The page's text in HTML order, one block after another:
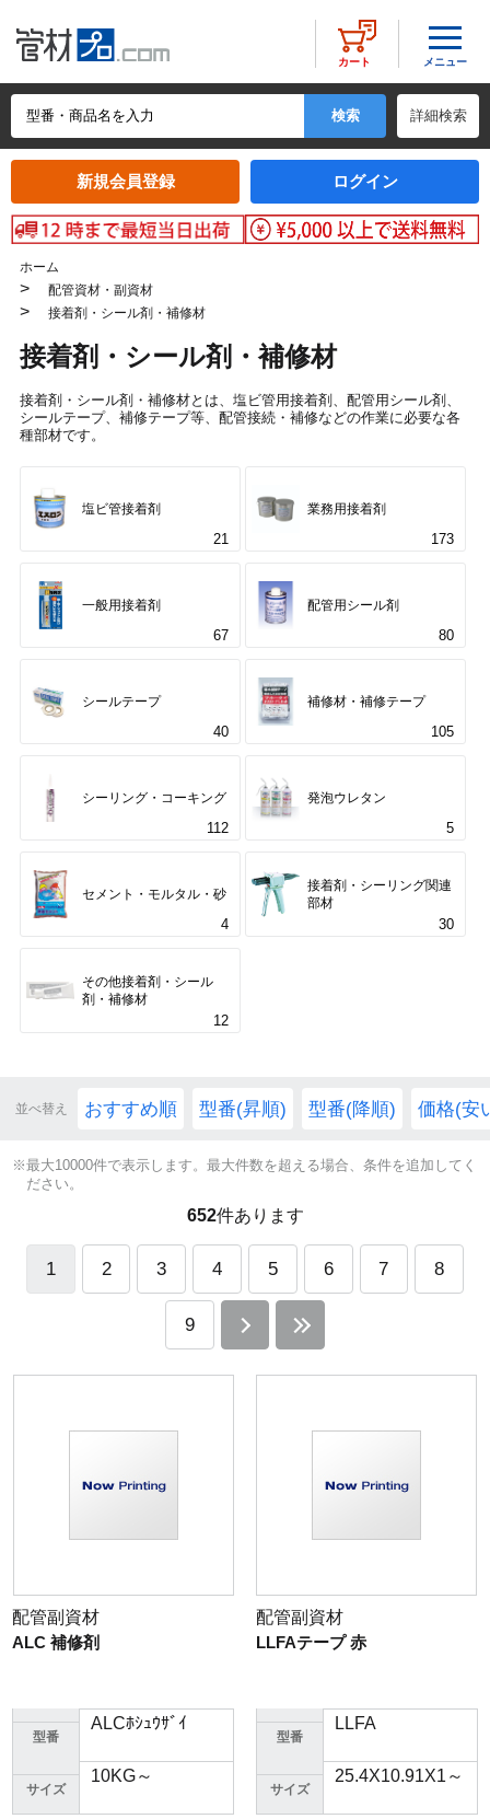
詳細検索
カート
新規会員登録 ログイン
メニュー
ホーム
> 配管資材・副資材
> 接着剤・シール剤・補修材
接着剤・シール剤・補修材
接着剤・シール剤・補修材とは、塩ビ管用接着剤、配管用シール剤、
シールテープ、補修テープ等、配管接続・補修などの作業に必要な各
種部材です。
塩ビ管接着剤
21
業務用接着剤
173
一般用接着剤
67
配管用シール剤
80
シールテープ
40
補修材・補修テープ
105
シーリング・コーキング
112
発泡ウレタン
5
セメント・モルタル・砂
4
接着剤・シーリング関連
部材
30
その他接着剤・シール
剤・補修材
12
並べ替え おすすめ順 型番(昇順) 型番(降順) 価格(安
※最大10000件で表示します。最大件数を超える場合、条件を追加してく
ださい。
652件あります
1 2 3 4 5 6 7 8
9
配管副資材
ALC 補修剤
型番
ALCﾎｼｭｳｻﾞｲ
サイズ
10KG～
配管副資材
LLFAテープ 赤
型番
LLFA
サイズ
25.4X10.91X1～